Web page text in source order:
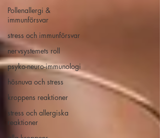
Pollenallergi &
immunförsvar
stress och immunförsvar
nervsystemets roll
psyko-neuro-immunologi
hösnuva och stress
kroppens reaktioner
stress och allergiska
reaktioner